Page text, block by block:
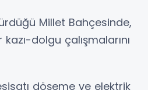
Millet Bahçesinde,
dolgu çalışmalarını
döşeme ve elektrik